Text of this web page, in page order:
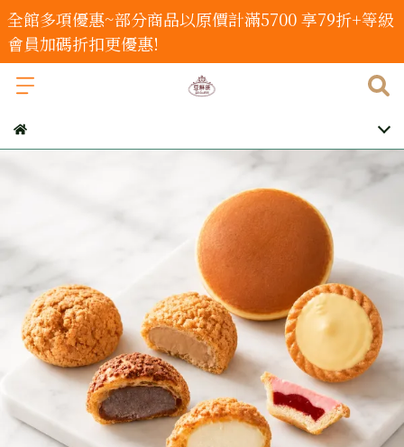
全館多項優惠~部分商品以原價計滿5700 享79折+等級
會員加碼折扣更優惠!